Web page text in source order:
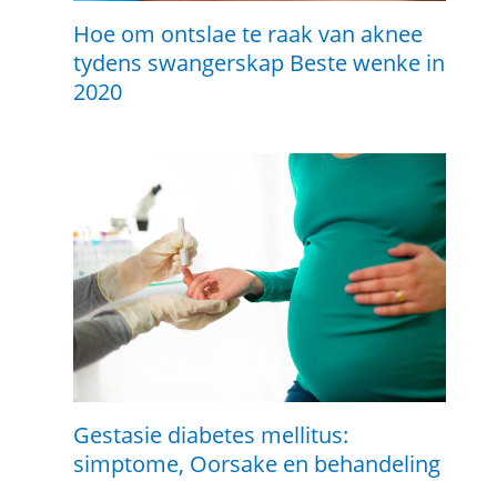
Hoe om ontslae te raak van aknee
tydens swangerskap Beste wenke in
2020
Gestasie diabetes mellitus:
simptome, Oorsake en behandeling